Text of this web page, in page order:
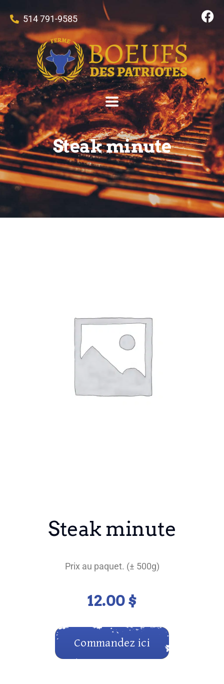
514 791-9585
Steak minute
Steak minute
Prix au paquet. (± 500g)
12.00$
Commandez ici